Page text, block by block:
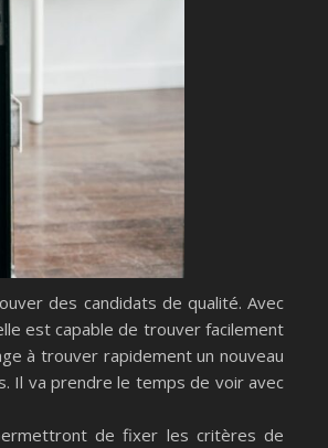
des candidats de qualité. Avec
est capable de trouver facilement
à trouver rapidement un nouveau
Il va prendre le temps de voir avec
de fixer les critères de